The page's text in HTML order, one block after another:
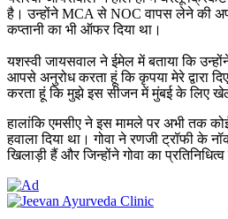
है। उन्होंने MCA से NOC वापस लेने की
कप्तानी का भी ऑफर दिया था।
यशस्वी जायसवाल ने ईमेल में बताया कि
आपसे अनुरोध करता हूं कि कृपया मेरे द्वारा
करता हूं कि मुझे इस सीजन में मुंबई के लिए
हालांकि एमसीए ने इस मामले पर अभी तक
हवाला दिया था। गोवा ने रणजी ट्रॉफी
खिलाड़ी हैं और जिन्होंने गोवा का